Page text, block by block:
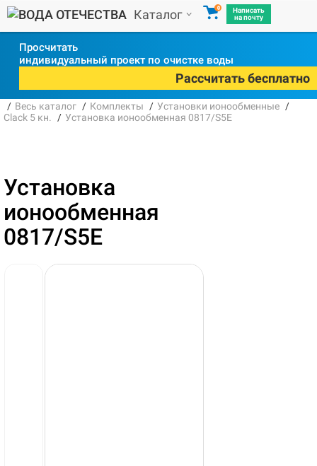
Каталог 0
Написать
на почту
Просчитать
индивидуальный проект по очистке воды
Рассчитать бесплатно
Весь каталог Комплекты
Установки ионообменные
Clack 5 кн.
Установка ионообменная 0817/S5E
Установка
ионообменная
0817/S5E